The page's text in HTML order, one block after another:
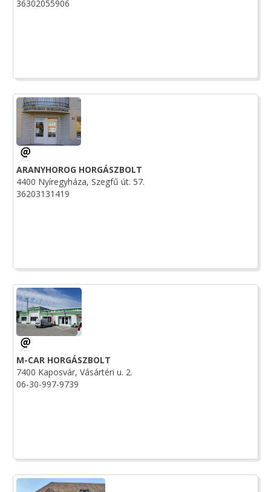
36302055906
ARANYHOROG HORGÁSZBOLT
4400 Nyíregyháza, Szegfű út. 57.
36203131419
M-CAR HORGÁSZBOLT
7400 Kaposvár, Vásártéri u. 2.
06-30-997-9739